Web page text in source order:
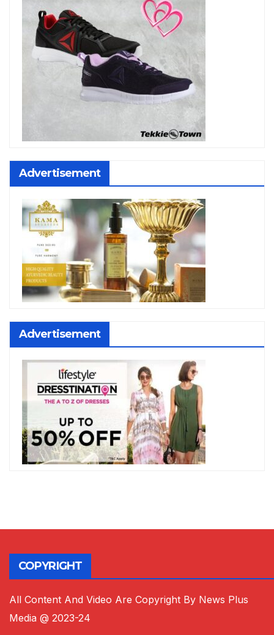
Advertisement
Advertisement
COPYRIGHT
All Content And Video Are Copyright By News Plus
Media @ 2023-24